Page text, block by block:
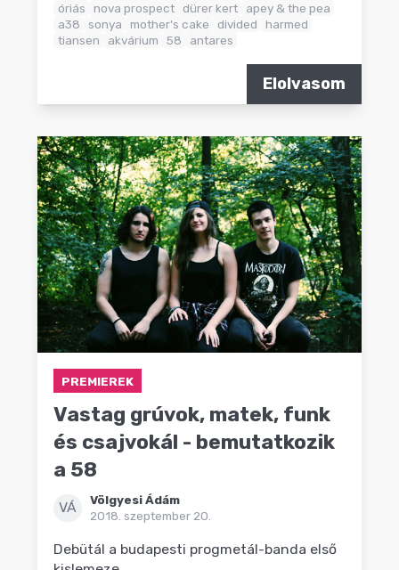
óriás nova prospect dürer kert
apey & the pea
a38
sonya mother's cake divided
harmed
tiansen
akvárium 58 antares
Elolvasom
PREMIEREK
Vastag grúvok, matek, funk
és csajvokál - bemutatkozik
a 58
VÁ
Völgyesi Ádám
2018. szeptember 20.
Debütál a budapesti progmetál-banda első